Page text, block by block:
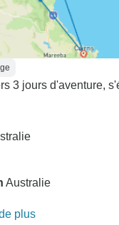
3 jours d'aventure,
Australie
plus